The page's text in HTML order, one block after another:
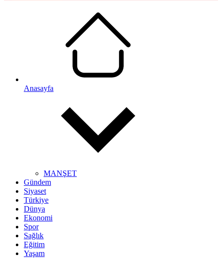
Anasayfa
MANŞET
Gündem
Siyaset
Türkiye
Dünya
Ekonomi
Spor
Sağlık
Eğitim
Yaşam